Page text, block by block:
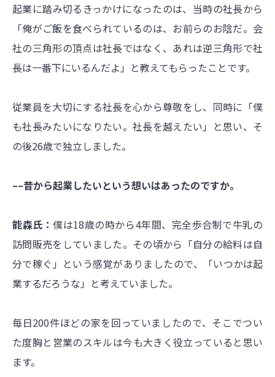
起業に踏み切るきっかけになったのは、当時の社長から
「俺がご飯を食べられているのは、お前らのお陰だ。会
社の三角形の頂点は社長ではなく、あれは逆三角形で社
長は一番下にいるんだよ」と教えてもらったことです。
従業員を大切にする社長を心から尊敬をし、同時に「僕
も社長みたいになりたい。社長を越えたい」と思い、そ
の後26歳で独立しました。
––昔から起業したいという想いはあったのですか。
能森氏：僕は18歳の時から4年間、完全歩合制で牛乳の
訪問販売をしていました。その頃から「自分の給料は自
分で稼ぐ」という感覚がありましたので、「いつかは起
業するだろうな」と考えていました。
毎日200件ほどの家を回っていましたので、そこでつい
た度胸と営業のスキルは今も大きく役立っていると思い
ます。